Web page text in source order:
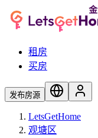
租房
买房
发布房源
LetsGetHome
观塘区